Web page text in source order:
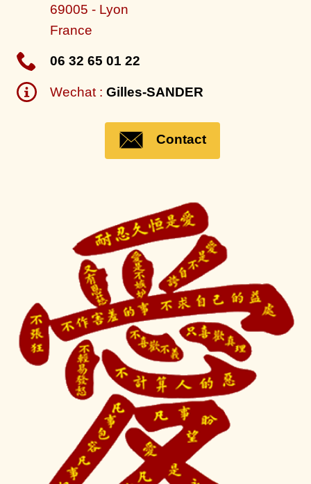
69005 - Lyon
France
06 32 65 01 22
Wechat :Gilles-SANDER
Contact